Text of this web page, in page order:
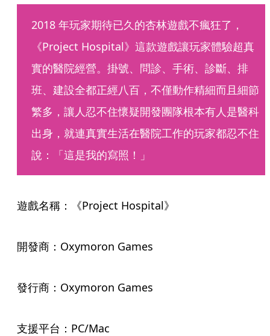
2018 年玩家期待已久的杏林遊戲不瘋狂了，
《Project Hospital》這款遊戲讓玩家體驗超真
實的醫院經營。掛號、問診、手術、診斷、排
班、建設全都正經八百，不僅動作精細而且細節
繁多，讓人忍不住懷疑開發團隊根本有人是醫科
出身，就連真實生活在醫院工作的玩家都忍不住
說：「這是我的寫照！」
遊戲名稱：《Project Hospital》
開發商：Oxymoron Games
發行商：Oxymoron Games
支援平台：PC/Mac